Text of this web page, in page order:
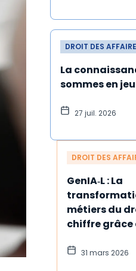
DROIT DES
La
sommes en
condition de
transaction
27 juil. 2026
DROIT DES
GenIA‑L : La
métiers du
chiffre grâce
31 mars 2026